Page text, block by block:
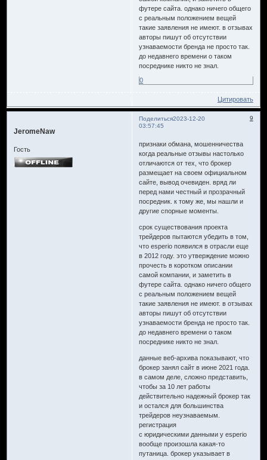
футере сайта. однако ничего общего
с реальным положением вещей
такие заявления не имеют. в отзывах
авторы пишут об отсутствии
узнаваемости бренда не просто так.
до недавнего времени о таком
посреднике никто не знал.
0
Цитировать
Поделиться 9
2023-12-20
03:57:45
JeromeNaw
Гость
признаки обмана, мошенничества
когда реальные отзывы настолько
отличаются от тех, что брокер
размещает на своем официальном
сайте, вывод очевиден. вряд ли
перед нами честный и прозрачный
посредник. к тому же, мы нашли и
другие спорные моменты.
срок существования проекта
трейдеров пытаются убедить в том,
что esperio появился в отрасли еще
в 2012 году. это утверждение можно
прочесть в коротком описании
самой компании, и заметить в
футере сайта. однако ничего общего
с реальным положением вещей
такие заявления не имеют. в отзывах
авторы пишут об отсутствии
узнаваемости бренда не просто так.
до недавнего времени о таком
посреднике никто не знал.
данные веб-архива показывают, что
брокер занял сайт в июне 2021 года.
в самом деле, сложно представить,
чтобы за 10 лет работы
действительно надежный брокер так
и остался для большинства
трейдеров неузнаваемым.
регистрация
с юридическими данными у esperio
вообще произошла какая-то
путаница. брокер указывает в